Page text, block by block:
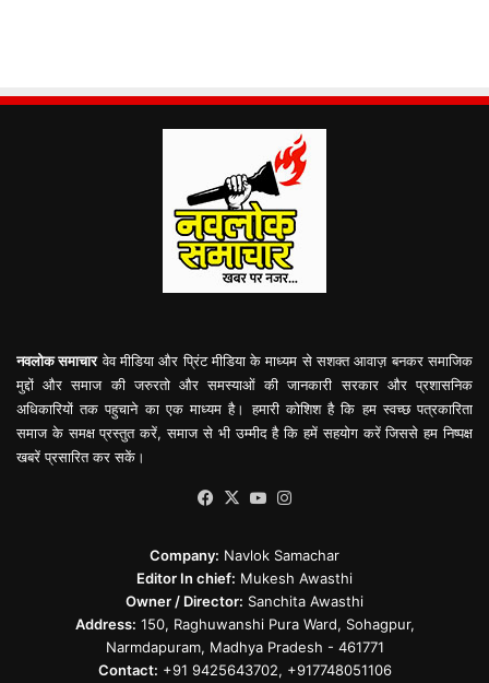
नवलोक समाचारवेव मीडिया और प्रिंट मीडिया के माध्यम से सशक्त आवाज़ बनकर समाजिक
मुद्दों और समाज की जरुरतो और समस्याओं की जानकारी सरकार और प्रशासनिक
अधिकारियों तक पहुचाने का एक माध्यम है। हमारी कोशिश है कि हम स्वच्छ पत्रकारिता
समाज के समक्ष प्रस्तुत करें, समाज से भी उम्मीद है कि हमें सहयोग करें जिससे हम निष्पक्ष
खबरें प्रसारित कर सकें।
Facebook
X YouTube
Company: Navlok Samachar
Editor In chief: Mukesh Awasthi
Owner / Director: Sanchita Awasthi
Address: 150, Raghuwanshi Pura Ward, Sohagpur,
Narmdapuram, Madhya Pradesh - 461771
Contact: +91 9425643702, +917748051106